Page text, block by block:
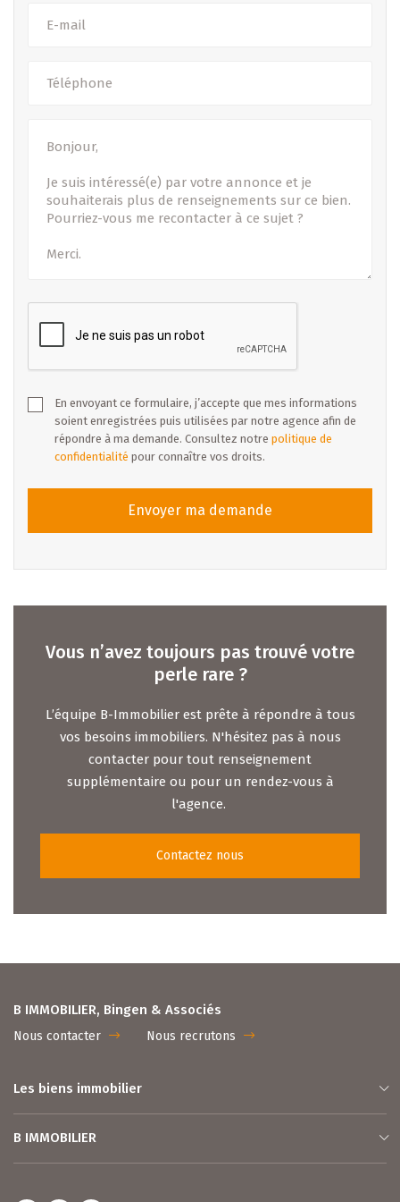
En envoyant ce formulaire, j’accepte que mes informations
soient enregistrées puis utilisées par notre agence afin de
répondre à ma demande. Consultez notre politique de
confidentialité pour connaître vos droits.
Envoyer ma demande
Vous n’avez toujours pas trouvé votre
perle rare ?
L’équipe B-Immobilier est prête à répondre à tous
vos besoins immobiliers. N'hésitez pas à nous
contacter pour tout renseignement
supplémentaire ou pour un rendez-vous à
l'agence.
Contactez nous
B IMMOBILIER, Bingen & Associés
Nous contacter Nous recrutons
Les biens immobilier
B IMMOBILIER